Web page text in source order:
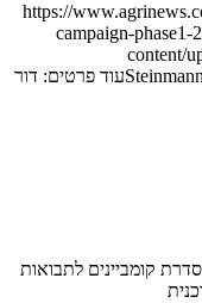
https://
campaign-
עוד פרטים: דור
לתבואות